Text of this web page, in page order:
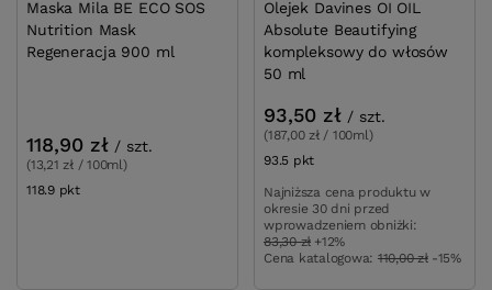
Maska Mila BE ECO SOS
Nutrition Mask
Regeneracja 900 ml
118,90 zł / szt.
(13,21 zł / 100ml)
118.9 pktpunktów
Olejek Davines OI OIL
Absolute Beautifying
kompleksowy do włosów
50 ml
93,50 zł / szt.
(187,00 zł / 100ml)
93.5 pkt
Najniższa cena produktu w
okresie 30 dni przed
wprowadzeniem obniżki:
83,30 zł +12%
Cena katalogowa: 110,00 zł -15%